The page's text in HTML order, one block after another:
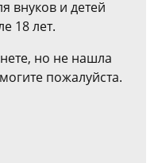
внуков и детей
18 лет.
но не нашла
пожалуйста.